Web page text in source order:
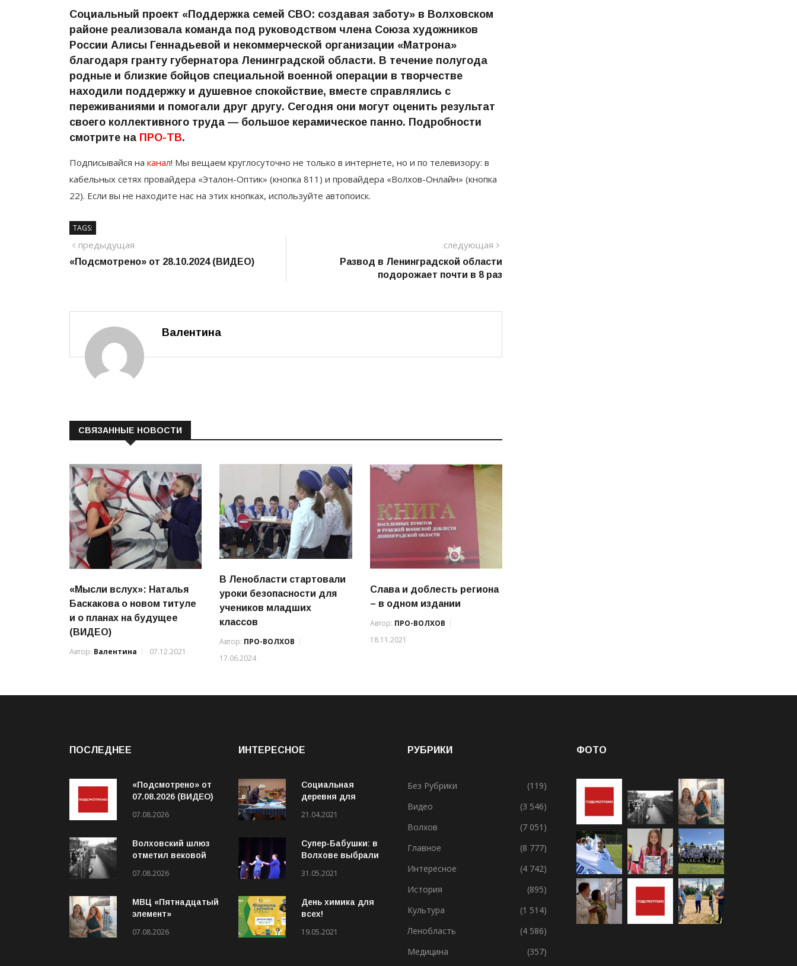
Социальный проект «Поддержка семей СВО: создавая заботу» в Волховском
районе реализовала команда под руководством члена Союза художников
России Алисы Геннадьевой и некоммерческой организации «Матрона»
благодаря гранту губернатора Ленинградской области. В течение полугода
родные и близкие бойцов специальной военной операции в творчестве
находили поддержку и душевное спокойствие, вместе справлялись с
переживаниями и помогали друг другу. Сегодня они могут оценить результат
своего коллективного труда — большое керамическое панно. Подробности
смотрите на ПРО-ТВ.
Подписывайся на канал! Мы вещаем круглосуточно не только в интернете, но и по телевизору: в
кабельных сетях провайдера «Эталон-Оптик» (кнопка 811) и провайдера «Волхов-Онлайн» (кнопка
22). Если вы не находите нас на этих кнопках, используйте автопоиск.
TAGS:
Навигация
по
предыдущая
«Подсмотрено» от 28.10.2024 (ВИДЕО)
следующая
Развод в Ленинградской области
подорожает почти в 8 раз
Валентина
СВЯЗАННЫЕ НОВОСТИ
«Мысли вслух»: Наталья
Баскакова о новом титуле
и о планах на будущее
(ВИДЕО)
Автор: Валентина 07.12.2021
В Ленобласти стартовали
уроки безопасности для
учеников младших
классов
Автор: ПРО-ВОЛХОВ
17.06.2024
Слава и доблесть региона
– в одном издании
Автор: ПРО-ВОЛХОВ
18.11.2021
ПОСЛЕДНЕЕ
«Подсмотрено» от
07.08.2026 (ВИДЕО)
07.08.2026
Волховский шлюз
отметил вековой
07.08.2026
МВЦ «Пятнадцатый
элемент»
выставку «Два
07.08.2026
ИНТЕРЕСНОЕ
Социальная
деревня для
21.04.2021
Супер-Бабушки: в
Волхове выбрали
(ВИДЕО)
31.05.2021
День химика для
всех!
19.05.2021
РУБРИКИ
Без Рубрики
(119)
Видео
(3 546)
Волхов
(7 051)
Главное
(8 777)
Интересное
(4 742)
История
(895)
Культура
(1 514)
Ленобласть
(4 586)
Медицина
(357)
ФОТО